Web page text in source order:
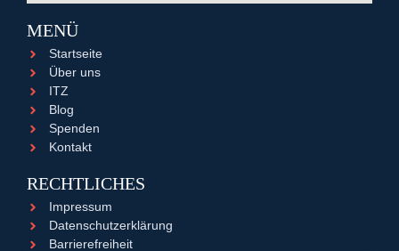
MENÜ
Startseite
Über uns
ITZ
Blog
Spenden
Kontakt
RECHTLICHES
Impressum
Datenschutzerklärung
Barrierefreiheit